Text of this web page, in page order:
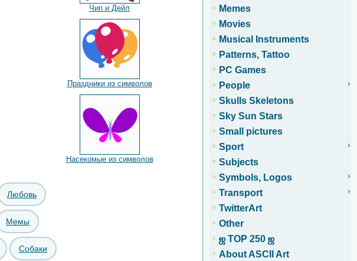
Чип и Дейл
Праздники из символов
Насекомые из символов
Любовь
Мемы
Собаки
Memes
Movies
Musical Instruments
Patterns, Tattoo
PC Games
People
Skulls Skeletons
Sky Sun Stars
Small pictures
Sport
Subjects
Symbols, Logos
Transport
TwitterArt
Other
ஜ TOP 250 ஜ
About ASCII Art